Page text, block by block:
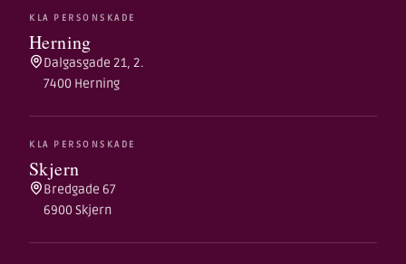
KLA PERSONSKADE
Herning
Dalgasgade 21, 2.
7400 Herning
KLA PERSONSKADE
Skjern
Bredgade 67
6900 Skjern